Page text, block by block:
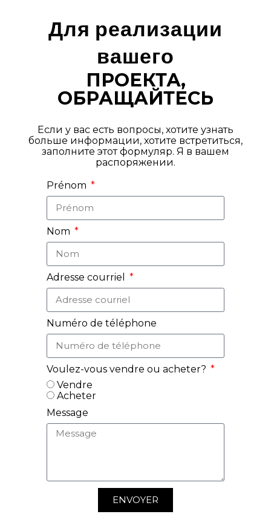
Для реализации
вашего
ПРОЕКТА,
ОБРАЩАЙТЕСЬ
Если у вас есть вопросы, хотите узнать
больше информации, хотите встретиться,
заполните этот формуляр. Я в вашем
распоряжении.
Prénom
Nom
Adresse courriel
Numéro de téléphone
Voulez-vous vendre ou acheter?
Vendre
Acheter
Message
ENVOYER